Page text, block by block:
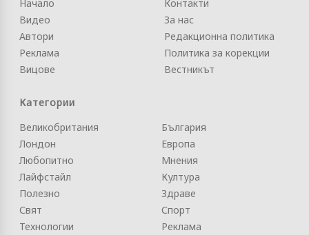
Начало
Видео
Автори
Реклама
Вицове
Контакти
За нас
Редакционна политика
Политика за корекции
Вестникът
Категории
Великобритания
Лондон
Любопитно
Лайфстайл
Полезно
Свят
Технологии
България
Европа
Мнения
Култура
Здраве
Спорт
Реклама